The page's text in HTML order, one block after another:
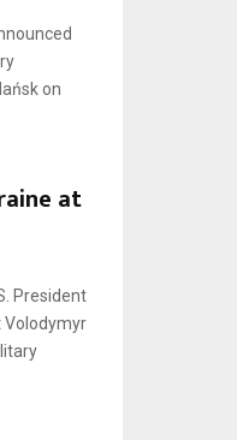
on
at
President
Volodymyr